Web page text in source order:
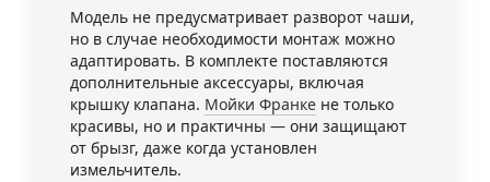
Модель не предусматривает разворот чаши,
но в случае необходимости монтаж можно
адаптировать. В комплекте поставляются
дополнительные аксессуары, включая
крышку клапана. Мойки Франке не только
красивы, но и практичны — они защищают
от брызг, даже когда установлен
измельчитель.